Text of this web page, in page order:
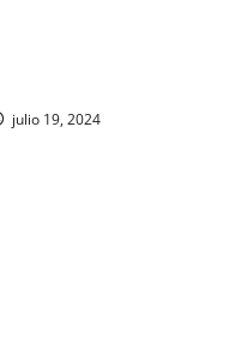
julio 19, 2024